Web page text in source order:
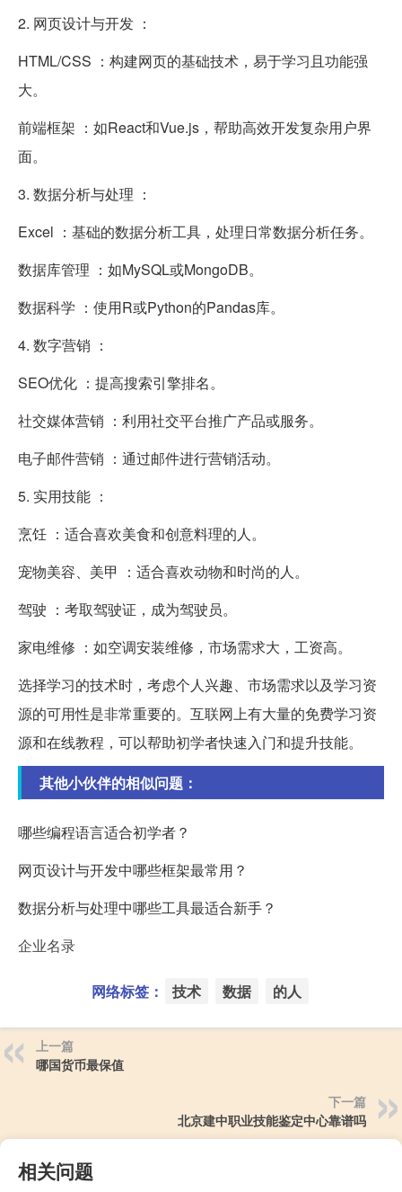
2. 网页设计与开发 ：
HTML/CSS ：构建网页的基础技术，易于学习且功能强
大。
前端框架 ：如React和Vue.js，帮助高效开发复杂用户界
面。
3. 数据分析与处理 ：
Excel ：基础的数据分析工具，处理日常数据分析任务。
数据库管理 ：如MySQL或MongoDB。
数据科学 ：使用R或Python的Pandas库。
4. 数字营销 ：
SEO优化 ：提高搜索引擎排名。
社交媒体营销 ：利用社交平台推广产品或服务。
电子邮件营销 ：通过邮件进行营销活动。
5. 实用技能 ：
烹饪 ：适合喜欢美食和创意料理的人。
宠物美容、美甲 ：适合喜欢动物和时尚的人。
驾驶 ：考取驾驶证，成为驾驶员。
家电维修 ：如空调安装维修，市场需求大，工资高。
选择学习的技术时，考虑个人兴趣、市场需求以及学习资
源的可用性是非常重要的。互联网上有大量的免费学习资
源和在线教程，可以帮助初学者快速入门和提升技能。
其他小伙伴的相似问题：
哪些编程语言适合初学者？
网页设计与开发中哪些框架最常用？
数据分析与处理中哪些工具最适合新手？
企业名录
网络标签： 技术 数据 的人
上一篇
哪国货币最保值
下一篇
北京建中职业技能鉴定中心靠谱吗
相关问题